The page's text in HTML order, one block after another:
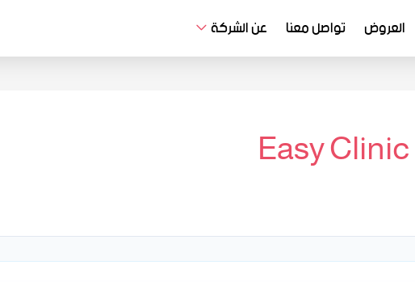
العروض تواصل معنا عن الشركة